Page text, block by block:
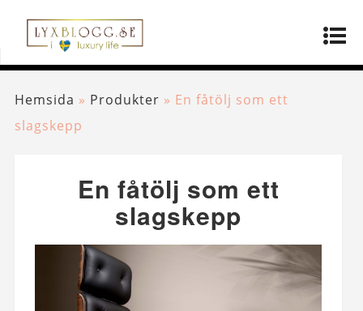
Hemsida » Produkter » En fåtölj som ett
slagskepp
En fåtölj som ett
slagskepp